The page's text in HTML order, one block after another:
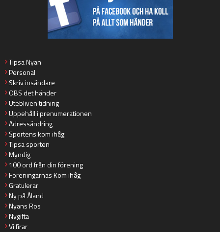
Tipsa Nyan
Personal
Skriv insändare
OBS det händer
Utebliven tidning
Uppehåll i prenumerationen
Adressändring
Sportens kom ihåg
Tipsa sporten
Myndig
100 ord från din förening
Föreningarnas Kom ihåg
Gratulerar
Ny på Åland
Nyans Ros
Nygifta
Vi firar